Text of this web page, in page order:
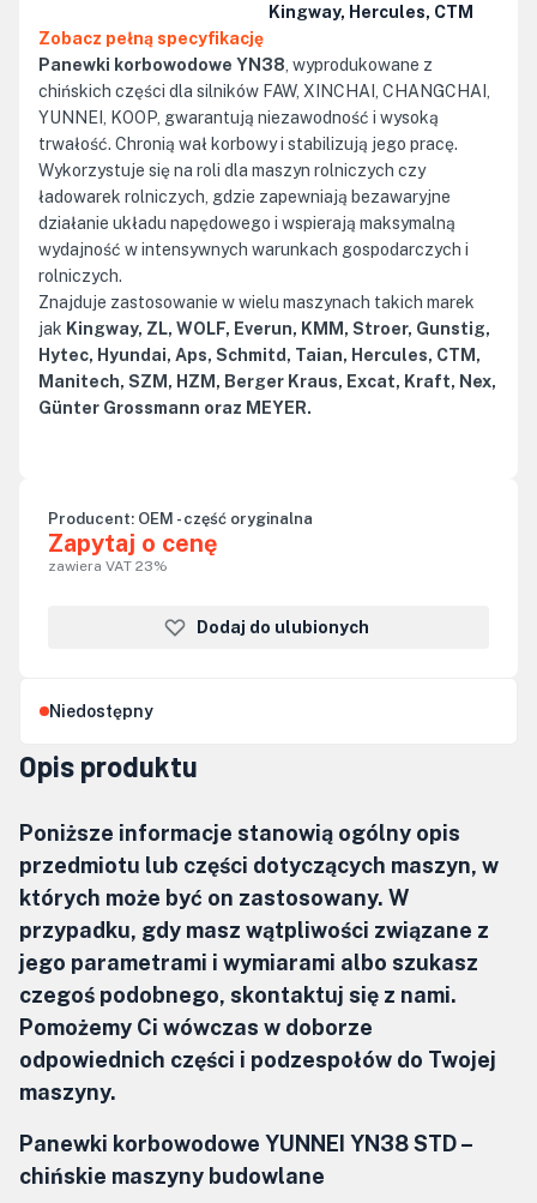
Kingway, Hercules, CTM
Zobacz pełną specyfikację
Panewki korbowodowe YN38 , wyprodukowane z
chińskich części dla silników FAW, XINCHAI, CHANGCHAI,
YUNNEI, KOOP, gwarantują niezawodność i wysoką
trwałość. Chronią wał korbowy i stabilizują jego pracę.
Wykorzystuje się na roli dla maszyn rolniczych czy
ładowarek rolniczych, gdzie zapewniają bezawaryjne
działanie układu napędowego i wspierają maksymalną
wydajność w intensywnych warunkach gospodarczych i
rolniczych.
Znajduje zastosowanie w wielu maszynach takich marek
jak Kingway, ZL, WOLF, Everun, KMM, Stroer, Gunstig,
Hytec, Hyundai, Aps, Schmitd, Taian, Hercules, CTM,
Manitech, SZM, HZM, Berger Kraus, Excat, Kraft, Nex,
Günter Grossmann oraz MEYER.
Producent: OEM - część oryginalna
Zapytaj o cenę
zawiera VAT 23%
Dodaj do ulubionych
Niedostępny
Opis produktu
Poniższe informacje stanowią ogólny opis
przedmiotu lub części dotyczących maszyn, w
których może być on zastosowany. W
przypadku, gdy masz wątpliwości związane z
jego parametrami i wymiarami albo szukasz
czegoś podobnego, skontaktuj się z nami.
Pomożemy Ci wówczas w doborze
odpowiednich części i podzespołów do Twojej
maszyny.
Panewki korbowodowe YUNNEI YN38 STD –
chińskie maszyny budowlane